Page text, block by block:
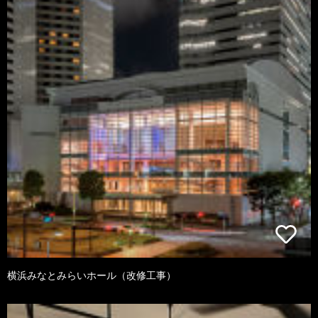
横浜みなとみらいホール（改修工事）